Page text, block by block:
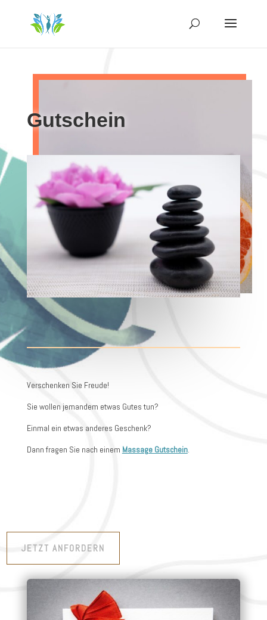
Gutschein
Verschenken Sie Freude!
Sie wollen jemandem etwas Gutes tun?
Einmal ein etwas anderes Geschenk?
Dann fragen Sie nach einem Massage Gutschein.
JETZT ANFORDERN